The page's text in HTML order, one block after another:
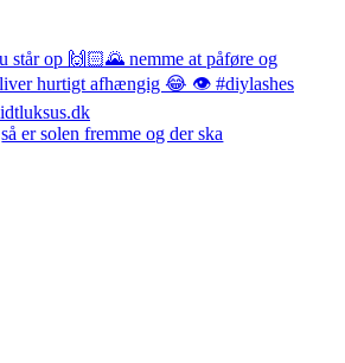
så er solen fremme og der ska